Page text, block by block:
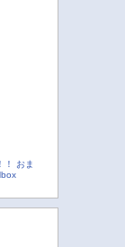
！ おま